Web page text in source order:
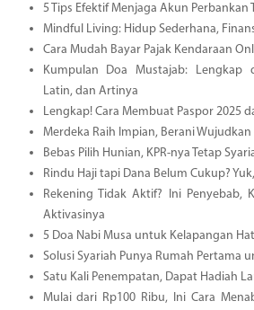
5 Tips Efektif Menjaga Akun Perbankan
Mindful Living: Hidup Sederhana,
Cara Mudah Bayar Pajak Kendaraan
Kumpulan Doa Mustajab: Lengkap
Latin, dan Artinya
Lengkap! Cara Membuat Paspor 2025
Merdeka Raih Impian, Berani
Bebas Pilih Hunian, KPR-nya Tetap
Rindu Haji tapi Dana Belum Cukup?
Rekening Tidak Aktif? Ini Penyebab,
Aktivasinya
5 Doa Nabi Musa untuk Kelapangan
Solusi Syariah Punya Rumah Pertama
Satu Kali Penempatan, Dapat Hadiah
Mulai dari Rp100 Ribu, Ini Cara